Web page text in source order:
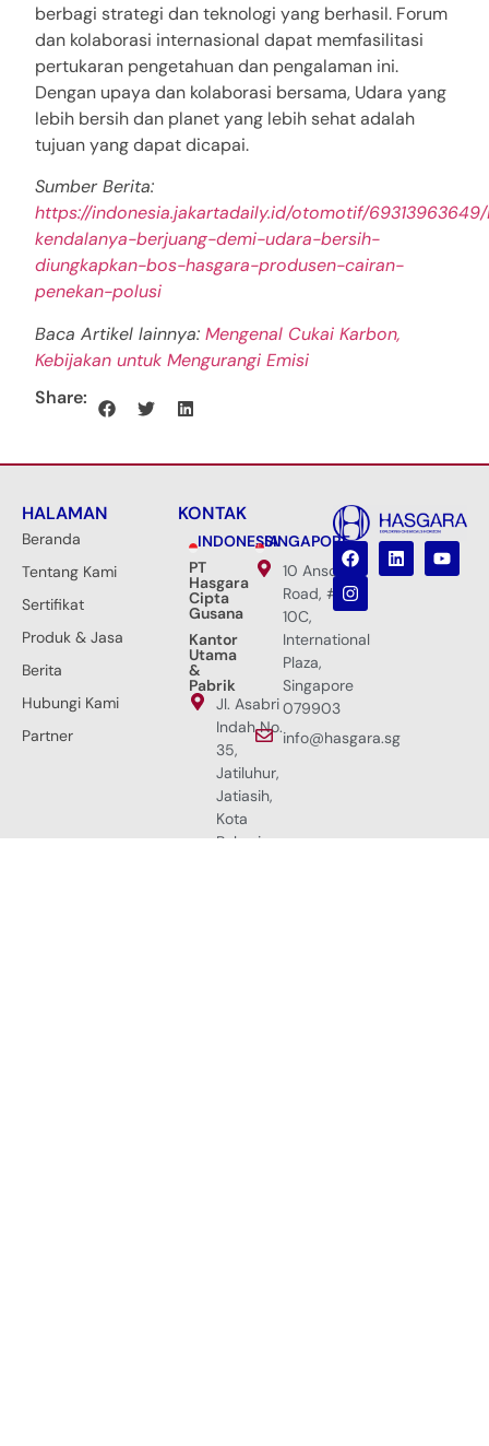
berbagi strategi dan teknologi yang berhasil. Forum
dan kolaborasi internasional dapat memfasilitasi
pertukaran pengetahuan dan pengalaman ini.
Dengan upaya dan kolaborasi bersama, Udara yang
lebih bersih dan planet yang lebih sehat adalah
tujuan yang dapat dicapai.
Sumber Berita:
https://indonesia.jakartadaily.id/otomotif/
kendalanya-berjuang-demi-udara-bersih-
diungkapkan-bos-hasgara-produsen-cairan-
penekan-polusi
Baca Artikel lainnya: Mengenal Cukai Karbon,
Kebijakan untuk Mengurangi Emisi
Share:
HALAMAN
Beranda
Tentang Kami
Sertifikat
Produk & Jasa
Berita
Hubungi Kami
Partner
KONTAK
INDONESIA
PT
Hasgara
Cipta
Gusana
Kantor
Utama
&
Pabrik
Jl. Asabri
Indah No.
35,
Jatiluhur,
Jatiasih,
Kota
Bekasi,
SINGAPORE
10 Anson
Road, #33-
10C,
International
Plaza,
Singapore
079903
info@hasgara.sg